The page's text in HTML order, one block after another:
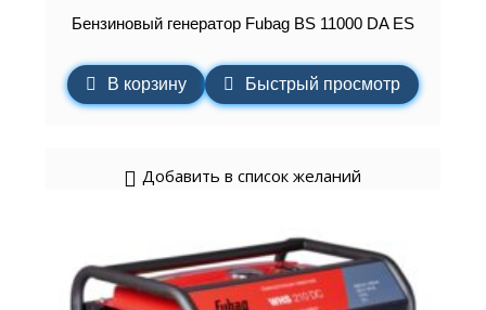
Бензиновый генератор Fubag BS 11000 DA ES
В корзину Быстрый просмотр
Добавить в список желаний